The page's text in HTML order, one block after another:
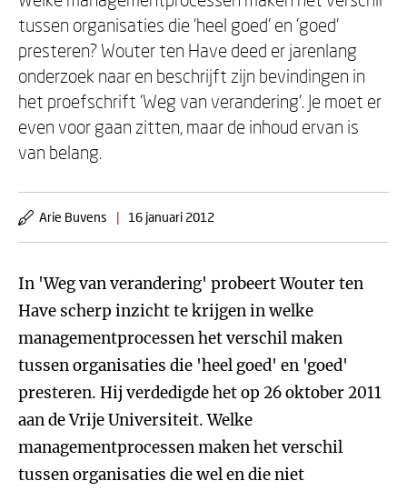
tussen organisaties die 'heel goed' en 'goed'
presteren? Wouter ten Have deed er jarenlang
onderzoek naar en beschrijft zijn bevindingen in
het proefschrift 'Weg van verandering'. Je moet er
even voor gaan zitten, maar de inhoud ervan is
van belang.
Arie Buvens | 16 januari 2012
In 'Weg van verandering' probeert Wouter ten
Have scherp inzicht te krijgen in welke
managementprocessen het verschil maken
tussen organisaties die 'heel goed' en 'goed'
presteren. Hij verdedigde het op 26 oktober 2011
aan de Vrije Universiteit. Welke
managementprocessen maken het verschil
tussen organisaties die wel en die niet